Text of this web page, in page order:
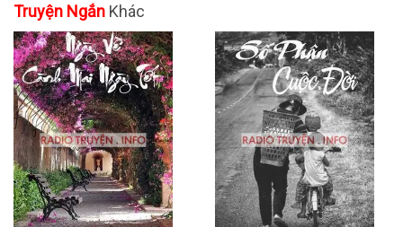
Truyện Ngắn Khác